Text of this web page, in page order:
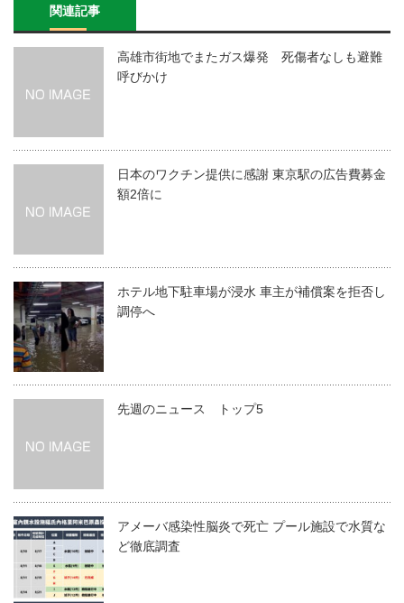
関連記事
高雄市街地でまたガス爆発 死傷者なしも避難
呼びかけ
日本のワクチン提供に感謝 東京駅の広告費募金
額2倍に
ホテル地下駐車場が浸水 車主が補償案を拒否し
調停へ
先週のニュース トップ5
アメーバ感染性脳炎で死亡 プール施設で水質な
ど徹底調査